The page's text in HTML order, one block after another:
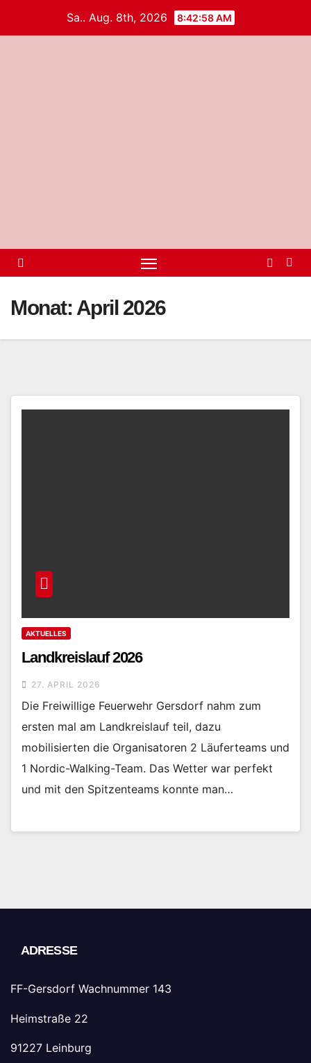
Sa.. Aug. 8th, 2026 8:42:58 AM
Monat: April 2026
AKTUELLES
Landkreislauf 2026
27. APRIL 2026
Die Freiwillige Feuerwehr Gersdorf nahm zum
ersten mal am Landkreislauf teil, dazu
mobilisierten die Organisatoren 2 Läuferteams und
1 Nordic-Walking-Team. Das Wetter war perfekt
und mit den Spitzenteams konnte man…
ADRESSE
FF-Gersdorf Wachnummer 143
Heimstraße 22
91227 Leinburg